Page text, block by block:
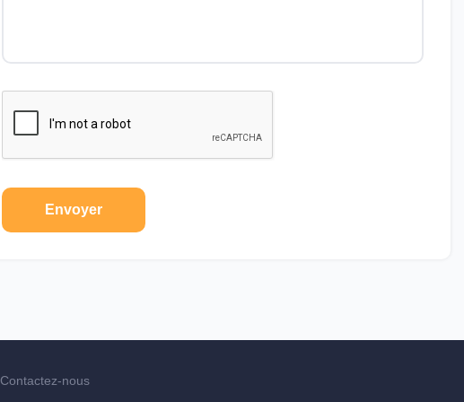
Envoyer
Contactez-nous